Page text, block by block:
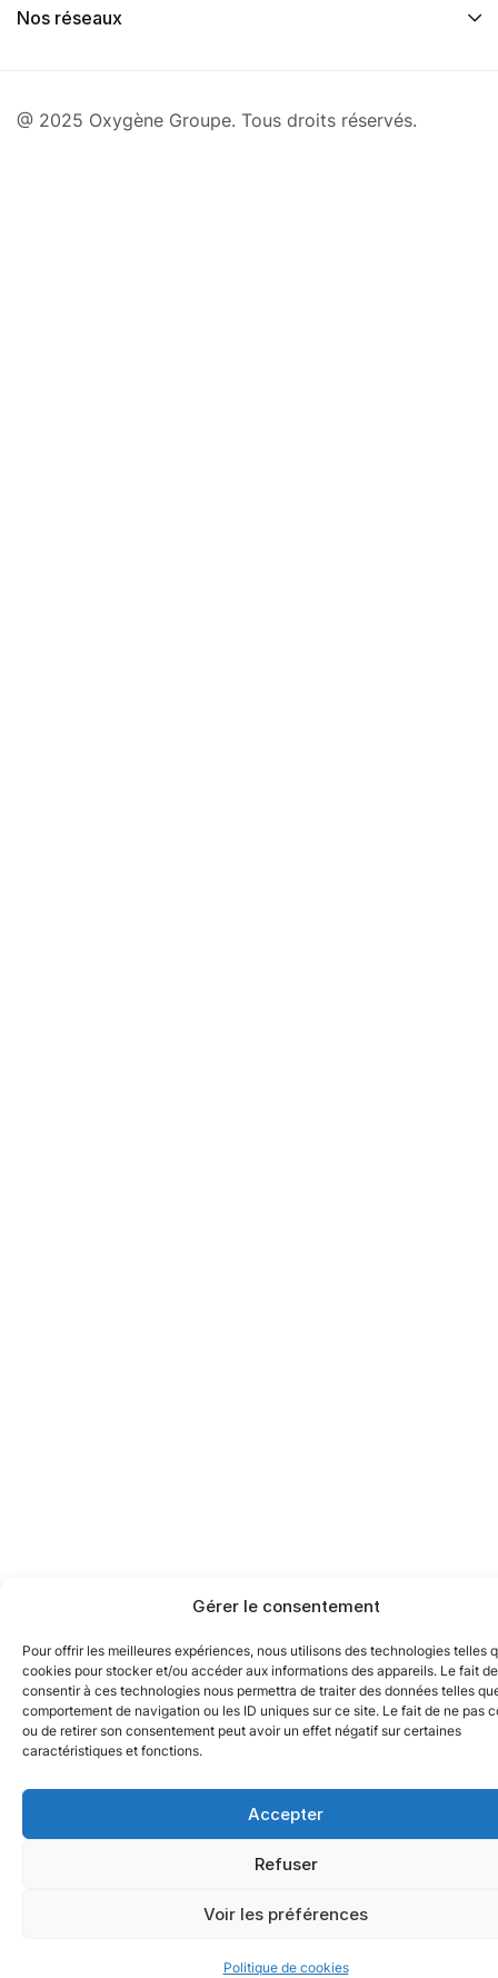
Gérer le consentement
Pour offrir les meilleures expériences, nous utilisons des technologies telles
cookies pour stocker et/ou accéder aux informations des appareils. Le fait de
consentir à ces technologies nous permettra de traiter des données telles
comportement de navigation ou les ID uniques sur ce site. Le fait de ne pas
ou de retirer son consentement peut avoir un effet négatif sur certaines
caractéristiques et fonctions.
Accepter
Refuser
Voir les préférences
Politique de cookies
Nos réseaux
@ 2025 Oxygène Groupe. Tous droits réservés.